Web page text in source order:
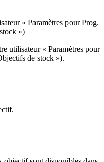
« Paramètres pour Prog.
»)
utilisateur « Paramètres pour
de stock »).